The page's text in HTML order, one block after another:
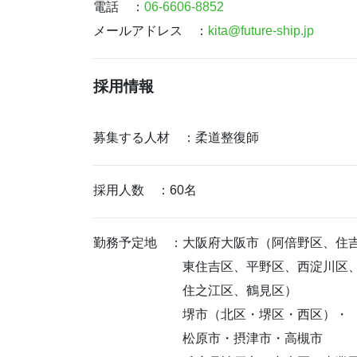
電話 ： 06-6606-8852
メールアドレス ： kita@future-ship.jp
採用情報
募集する人材 ：柔道整復師
採用人数 ：60名
勤務予定地 ：大阪府大阪市（阿倍野区、住吉
東住吉区、平野区、西淀川区、
住之江区、鶴見区）
堺市（北区・堺区・西区）・
松原市・摂津市・高槻市